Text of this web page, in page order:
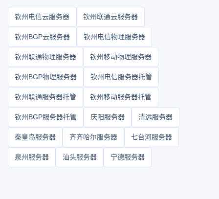
钦州电信云服务器 钦州联通云服务器
钦州BGP云服务器 钦州电信物理服务器
钦州联通物理服务器 钦州移动物理服务器
钦州BGP物理服务器 钦州电信服务器托管
钦州联通服务器托管 钦州移动服务器托管
钦州BGP服务器托管 庆阳服务器 清远服务器
秦皇岛服务器 齐齐哈尔服务器 七台河服务器
泉州服务器 汕头服务器 宁德服务器